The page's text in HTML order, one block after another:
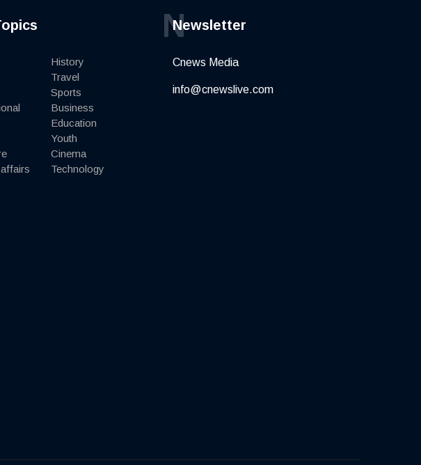
History
Travel
Sports
Business
Education
Youth
Cinema
Technology
Newsletter
N
Cnews Media
info@cnewslive.com